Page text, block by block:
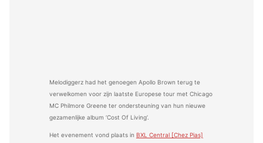
Melodiggerz had het genoegen Apollo Brown terug te
verwelkomen voor zijn laatste Europese tour met Chicago
MC Philmore Greene ter ondersteuning van hun nieuwe
gezamenlijke album ‘Cost Of Living’.
Het evenement vond plaats in BXL Central [Chez Pias]